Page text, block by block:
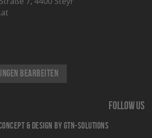
bearbeiten
& design by gtn-solutions
Follow us